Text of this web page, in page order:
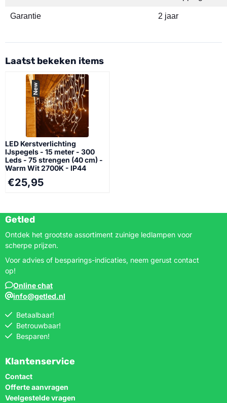
Garantie 2 jaar
Laatst bekeken items
LED Kerstverlichting
IJspegels - 15 meter - 300
Leds - 75 strengen (40 cm) -
Warm Wit 2700K - IP44
€25,95
Getled
Ontdek het grootste assortiment zuinige ledlampen voor
scherpe prijzen.
Voor advies of besparings-indicaties, neem gerust contact
op!
Online chat
info@getled.nl
Betaalbaar!
Betrouwbaar!
Besparen!
Klantenservice
Contact
Offerte aanvragen
Veelgestelde vragen